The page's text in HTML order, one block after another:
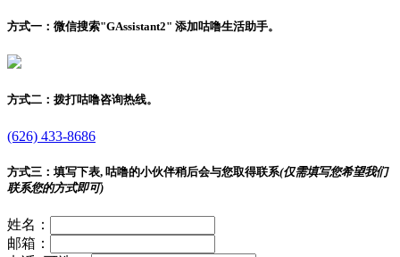
方式一： 微信搜索"GAssistant2" 添加咕噜生活助手。
方式二： 拨打咕噜咨询热线。
(626) 433-8686
方式三： 填写下表, 咕噜的小伙伴稍后会与您取得联系(仅需填写您希望我们
联系您的方式即可)
姓名：
邮箱：